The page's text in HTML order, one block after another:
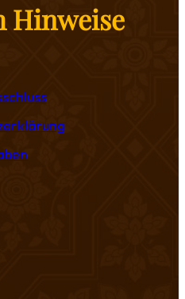
Hinweise